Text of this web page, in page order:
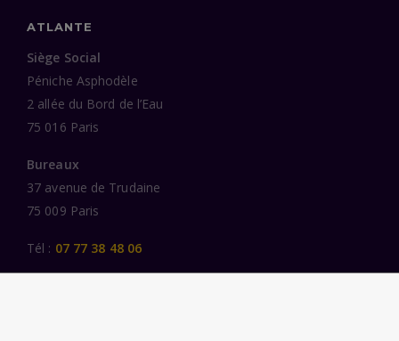
ATLANTE
Siège Social
Péniche Asphodèle
2 allée du Bord de l’Eau
75 016 Paris
Bureaux
37 avenue de Trudaine
75 009 Paris
Tél : 07 77 38 48 06